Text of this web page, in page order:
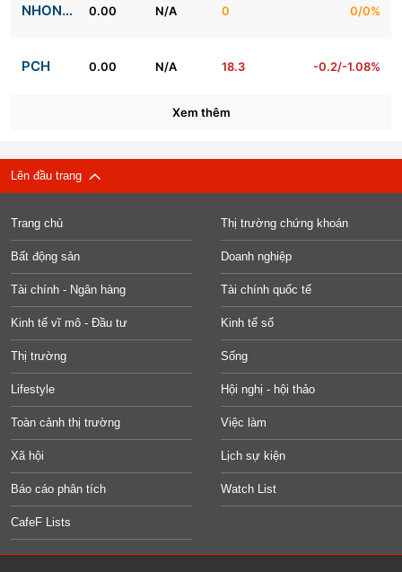
NHONHOA 0.00 N/A 0 0/0%
PCH 0.00 N/A 18.3 -0.2/-1.08%
Xem thêm
Lên đầu trang
Trang chủ
Bất động sản
Tài chính - Ngân hàng
Kinh tế vĩ mô - Đầu tư
Thị trường
Lifestyle
Toàn cảnh thị trường
Xã hội
Báo cáo phân tích
CafeF Lists
Thị trường chứng khoán
Doanh nghiệp
Tài chính quốc tế
Kinh tế số
Sống
Hội nghị - hội thảo
Việc làm
Lịch sự kiện
Watch List